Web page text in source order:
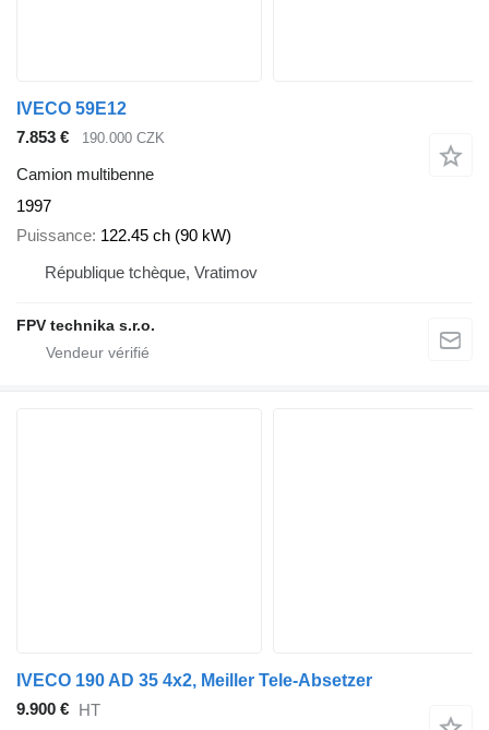
IVECO 59E12
7.853 €
190.000 CZK
Camion multibenne
1997
Puissance 122.45 ch (90 kW)
République tchèque, Vratimov
FPV technika s.r.o.
IVECO 190 AD 35 4x2, Meiller Tele-Absetzer
9.900 € HT